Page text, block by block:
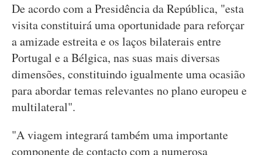
De acordo com a Presidência da República, "esta
visita constituirá uma oportunidade para reforçar
a amizade estreita e os laços bilaterais entre
Portugal e a Bélgica, nas suas mais diversas
dimensões, constituindo igualmente uma ocasião
para abordar temas relevantes no plano europeu e
multilateral".
"A viagem integrará também uma importante
componente de contacto com a numerosa